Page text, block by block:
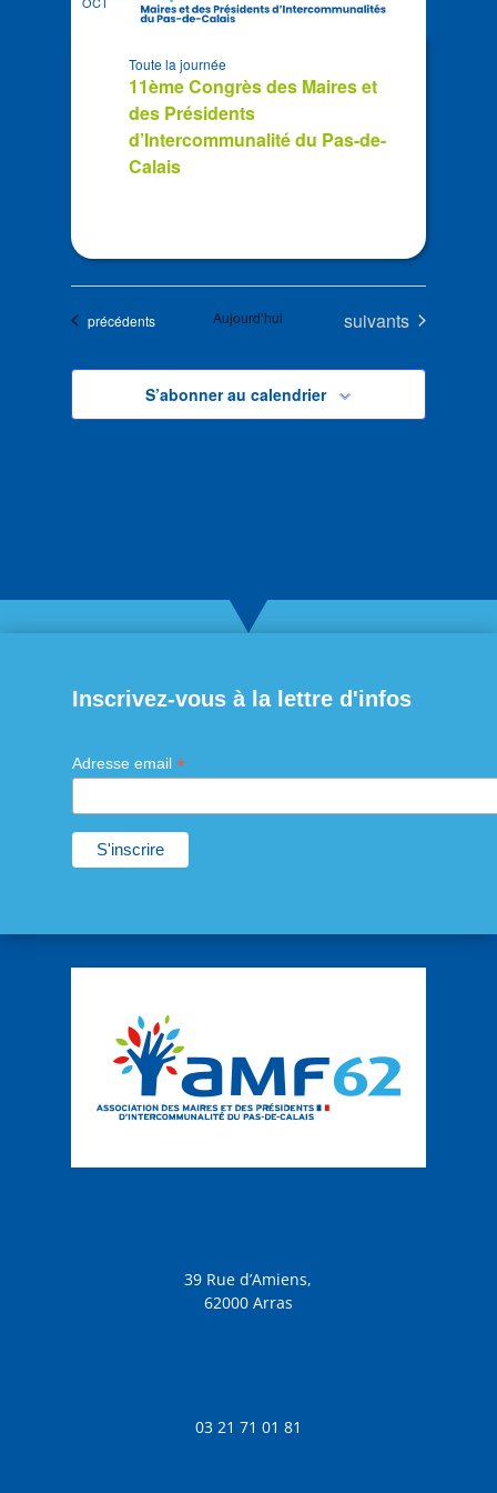
11ème Congrès des Maires et
des Présidents
d’Intercommunalité du Pas-de-
Calais
Toute la journée
Évènements
précédents Aujourd’hui Évènements
suivants
S’abonner au calendrier
Inscrivez-vous à la lettre d'infos
Adresse email *
39 Rue d’Amiens,
62000 Arras
03 21 71 01 81